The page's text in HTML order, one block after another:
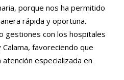
porque nos ha permitido
rápida y oportuna.
gestiones con los hospitales
favoreciendo que
especializada en